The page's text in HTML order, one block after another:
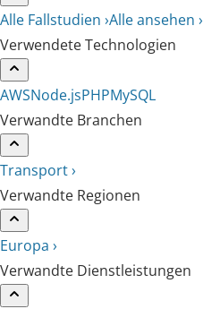
Alle Fallstudien ›Alle ansehen ›
Verwendete Technologien
AWSNode.jsPHPMySQL
Verwandte Branchen
Transport ›
Verwandte Regionen
Europa ›
Verwandte Dienstleistungen